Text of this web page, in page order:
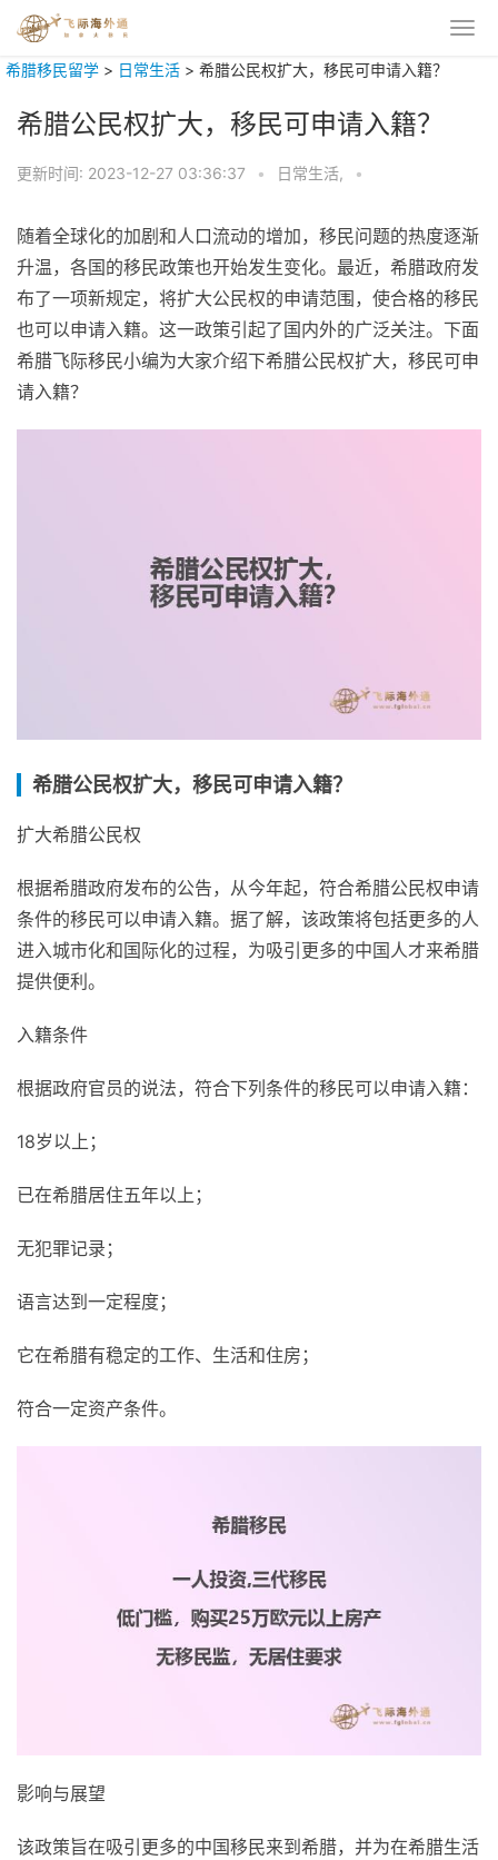
希腊移民留学 > 日常生活 > 希腊公民权扩大，移民可申请入籍？
希腊公民权扩大，移民可申请入籍？
更新时间: 2023-12-27 03:36:37 • 日常生活, •
随着全球化的加剧和人口流动的增加，移民问题的热度逐渐
升温，各国的移民政策也开始发生变化。最近，希腊政府发
布了一项新规定，将扩大公民权的申请范围，使合格的移民
也可以申请入籍。这一政策引起了国内外的广泛关注。下面
希腊飞际移民小编为大家介绍下希腊公民权扩大，移民可申
请入籍？
希腊公民权扩大，移民可申请入籍？
扩大希腊公民权
根据希腊政府发布的公告，从今年起，符合希腊公民权申请
条件的移民可以申请入籍。据了解，该政策将包括更多的人
进入城市化和国际化的过程，为吸引更多的中国人才来希腊
提供便利。
入籍条件
根据政府官员的说法，符合下列条件的移民可以申请入籍：
18岁以上；
已在希腊居住五年以上；
无犯罪记录；
语言达到一定程度；
它在希腊有稳定的工作、生活和住房；
符合一定资产条件。
影响与展望
该政策旨在吸引更多的中国移民来到希腊，并为在希腊生活